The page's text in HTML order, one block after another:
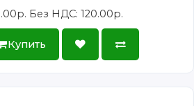
Без НДС: 120.00р.
Купить